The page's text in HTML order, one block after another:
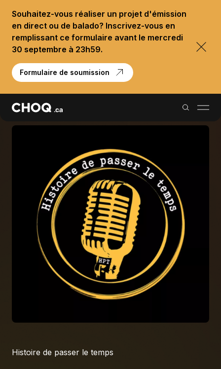
Souhaitez-vous réaliser un projet d'émission
en direct ou de balado? Inscrivez-vous en
remplissant ce formulaire avant le mercredi
30 septembre à 23h59.
Formulaire de soumission
Balados
Reportages
Palmarès
À propos
S'impliquer
Carrière
Location studio
Histoire de passer le temps